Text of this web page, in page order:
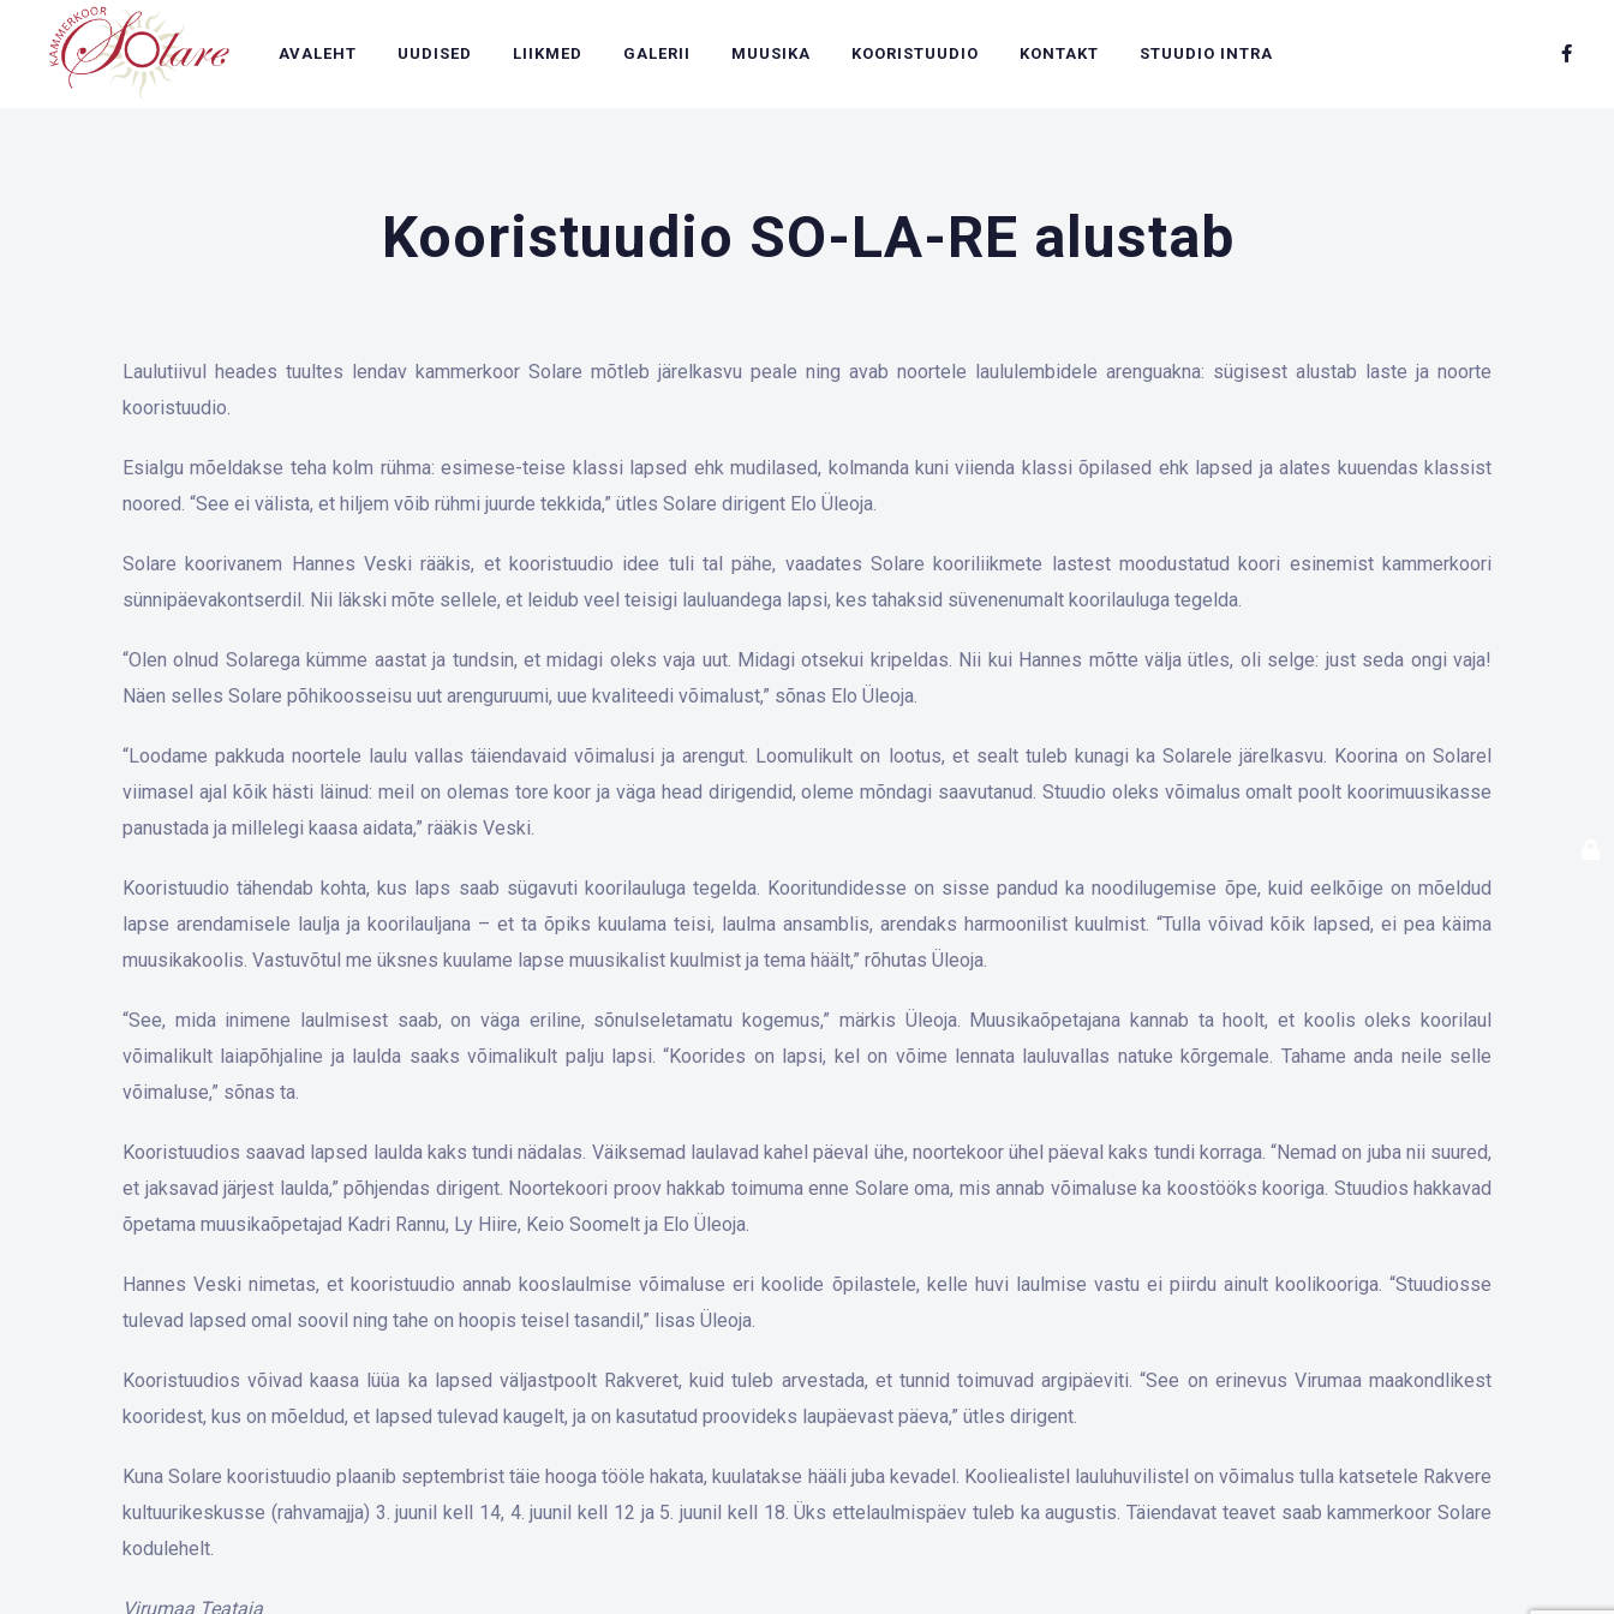
AVALEHT UUDISED LIIKMED GALERII MUUSIKA KOORISTUUDIO KONTAKT STUUDIO INTRA
Kooristuudio SO-LA-RE alustab
Laulutiivul heades tuultes lendav kammerkoor Solare mõtleb järelkasvu peale ning avab noortele laululembidele arenguakna: sügisest alustab laste ja noorte
kooristuudio.
Esialgu mõeldakse teha kolm rühma: esimese-teise klassi lapsed ehk mudilased, kolmanda kuni viienda klassi õpilased ehk lapsed ja alates kuuendas klassist
noored. “See ei välista, et hiljem võib rühmi juurde tekkida,” ütles Solare dirigent Elo Üleoja.
Solare koorivanem Hannes Veski rääkis, et kooristuudio idee tuli tal pähe, vaadates Solare kooriliikmete lastest moodustatud koori esinemist kammerkoori
sünnipäevakontserdil. Nii läkski mõte sellele, et leidub veel teisigi lauluandega lapsi, kes tahaksid süvenenumalt koorilauluga tegelda.
“Olen olnud Solarega kümme aastat ja tundsin, et midagi oleks vaja uut. Midagi otsekui kripeldas. Nii kui Hannes mõtte välja ütles, oli selge: just seda ongi vaja!
Näen selles Solare põhikoosseisu uut arenguruumi, uue kvaliteedi võimalust,” sõnas Elo Üleoja.
“Loodame pakkuda noortele laulu vallas täiendavaid võimalusi ja arengut. Loomulikult on lootus, et sealt tuleb kunagi ka Solarele järelkasvu. Koorina on Solarel
viimasel ajal kõik hästi läinud: meil on olemas tore koor ja väga head dirigendid, oleme mõndagi saavutanud. Stuudio oleks võimalus omalt poolt koorimuusikasse
panustada ja millelegi kaasa aidata,” rääkis Veski.
Kooristuudio tähendab kohta, kus laps saab sügavuti koorilauluga tegelda. Kooritundidesse on sisse pandud ka noodilugemise õpe, kuid eelkõige on mõeldud
lapse arendamisele laulja ja koorilauljana – et ta õpiks kuulama teisi, laulma ansamblis, arendaks harmoonilist kuulmist. “Tulla võivad kõik lapsed, ei pea käima
muusikakoolis. Vastuvõtul me üksnes kuulame lapse muusikalist kuulmist ja tema häält,” rõhutas Üleoja.
“See, mida inimene laulmisest saab, on väga eriline, sõnulseletamatu kogemus,” märkis Üleoja. Muusikaõpetajana kannab ta hoolt, et koolis oleks koorilaul
võimalikult laiapõhjaline ja laulda saaks võimalikult palju lapsi. “Koorides on lapsi, kel on võime lennata lauluvallas natuke kõrgemale. Tahame anda neile selle
võimaluse,” sõnas ta.
Kooristuudios saavad lapsed laulda kaks tundi nädalas. Väiksemad laulavad kahel päeval ühe, noortekoor ühel päeval kaks tundi korraga. “Nemad on juba nii suured,
et jaksavad järjest laulda,” põhjendas dirigent. Noortekoori proov hakkab toimuma enne Solare oma, mis annab võimaluse ka koostööks kooriga. Stuudios hakkavad
õpetama muusikaõpetajad Kadri Rannu, Ly Hiire, Keio Soomelt ja Elo Üleoja.
Hannes Veski nimetas, et kooristuudio annab kooslaulmise võimaluse eri koolide õpilastele, kelle huvi laulmise vastu ei piirdu ainult koolikooriga. “Stuudiosse
tulevad lapsed omal soovil ning tahe on hoopis teisel tasandil,” lisas Üleoja.
Kooristuudios võivad kaasa lüüa ka lapsed väljastpoolt Rakveret, kuid tuleb arvestada, et tunnid toimuvad argipäeviti. “See on erinevus Virumaa maakondlikest
kooridest, kus on mõeldud, et lapsed tulevad kaugelt, ja on kasutatud proovideks laupäevast päeva,” ütles dirigent.
Kuna Solare kooristuudio plaanib septembrist täie hooga tööle hakata, kuulatakse hääli juba kevadel. Kooliealistel lauluhuvilistel on võimalus tulla katsetele Rakvere
kultuurikeskusse (rahvamajja) 3. juunil kell 14, 4. juunil kell 12 ja 5. juunil kell 18. Üks ettelaulmispäev tuleb ka augustis. Täiendavat teavet saab kammerkoor Solare
kodulehelt.
Virumaa Teataja